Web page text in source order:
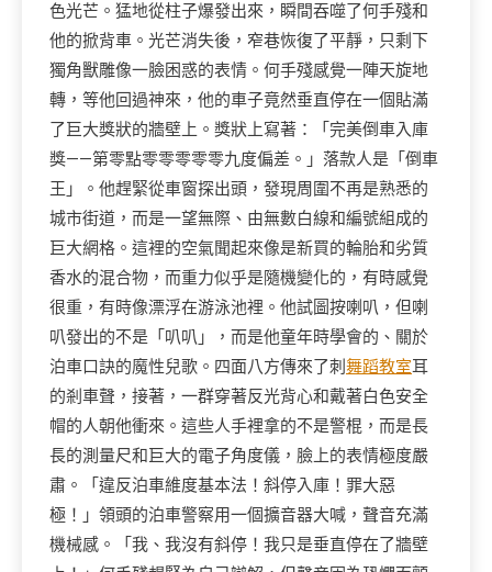
色光芒。猛地從柱子爆發出來，瞬間吞噬了何手殘和
他的掀背車。光芒消失後，窄巷恢復了平靜，只剩下
獨角獸雕像一臉困惑的表情。何手殘感覺一陣天旋地
轉，等他回過神來，他的車子竟然垂直停在一個貼滿
了巨大獎狀的牆壁上。獎狀上寫著：「完美倒車入庫
獎——第零點零零零零零九度偏差。」落款人是「倒車
王」。他趕緊從車窗探出頭，發現周圍不再是熟悉的
城市街道，而是一望無際、由無數白線和編號組成的
巨大網格。這裡的空氣聞起來像是新買的輪胎和劣質
香水的混合物，而重力似乎是隨機變化的，有時感覺
很重，有時像漂浮在游泳池裡。他試圖按喇叭，但喇
叭發出的不是「叭叭」，而是他童年時學會的、關於
泊車口訣的魔性兒歌。四面八方傳來了刺 舞蹈教室耳
的剎車聲，接著，一群穿著反光背心和戴著白色安全
帽的人朝他衝來。這些人手裡拿的不是警棍，而是長
長的測量尺和巨大的電子角度儀，臉上的表情極度嚴
肅。「違反泊車維度基本法！斜停入庫！罪大惡
極！」領頭的泊車警察用一個擴音器大喊，聲音充滿
機械感。「我、我沒有斜停！我只是垂直停在了牆壁